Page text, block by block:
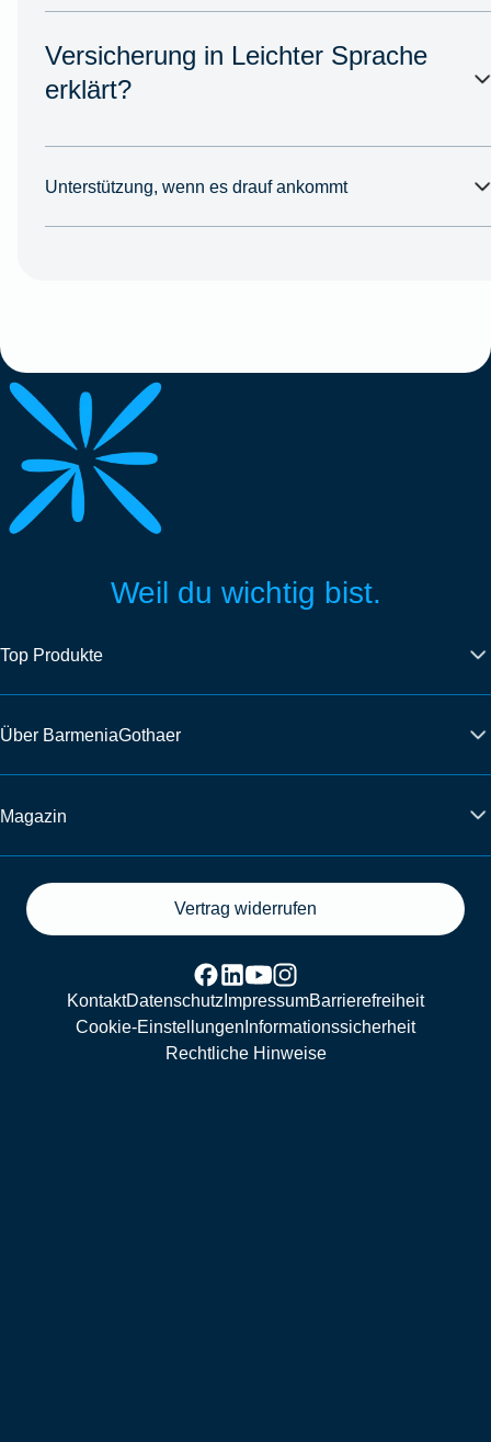
Versicherung in Leichter Sprache
erklärt?
Unterstützung, wenn es drauf ankommt
Weil du wichtig bist.
Top Produkte
Über BarmeniaGothaer
Magazin
Vertrag widerrufen
KontaktDatenschutz ImpressumBarrierefreiheit
Cookie-Einstellungen Informationssicherheit
Rechtliche Hinweise